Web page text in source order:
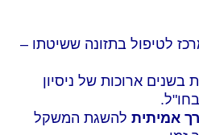
לטיפול בתזונה ששיטתו –
בשנים ארוכות של ניסיון
אמיתית להשגת המשקל